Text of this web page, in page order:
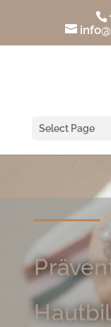
Select Page